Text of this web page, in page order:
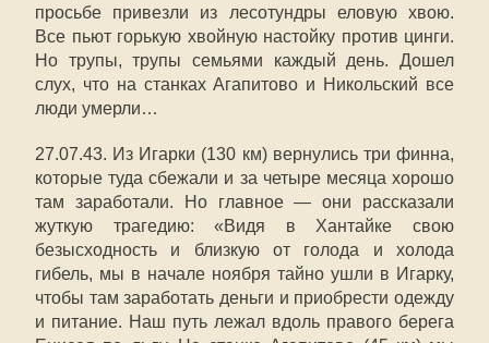
просьбе привезли из лесотундры еловую хвою.
Все пьют горькую хвойную настойку против цинги.
Но трупы, трупы семьями каждый день. Дошел
слух, что на станках Агапитово и Никольский все
люди умерли…
27.07.43. Из Игарки (130 км) вернулись три финна,
которые туда сбежали и за четыре месяца хорошо
там заработали. Но главное — они рассказали
жуткую трагедию: «Видя в Хантайке свою
безысходность и близкую от голода и холода
гибель, мы в начале ноября тайно ушли в Игарку,
чтобы там заработать деньги и приобрести одежду
и питание. Наш путь лежал вдоль правого берега